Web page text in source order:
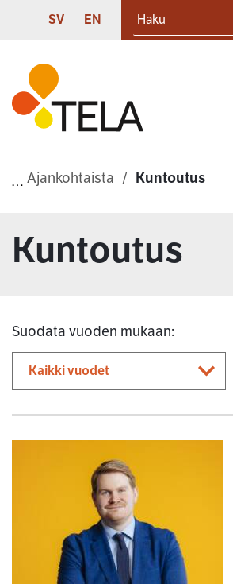
Siirry sisältöön
SVENSKA
SV ENGLISH
EN
Etusivu
Ajankohtaista Kuntoutus
Kuntoutus
Suodata vuoden mukaan: